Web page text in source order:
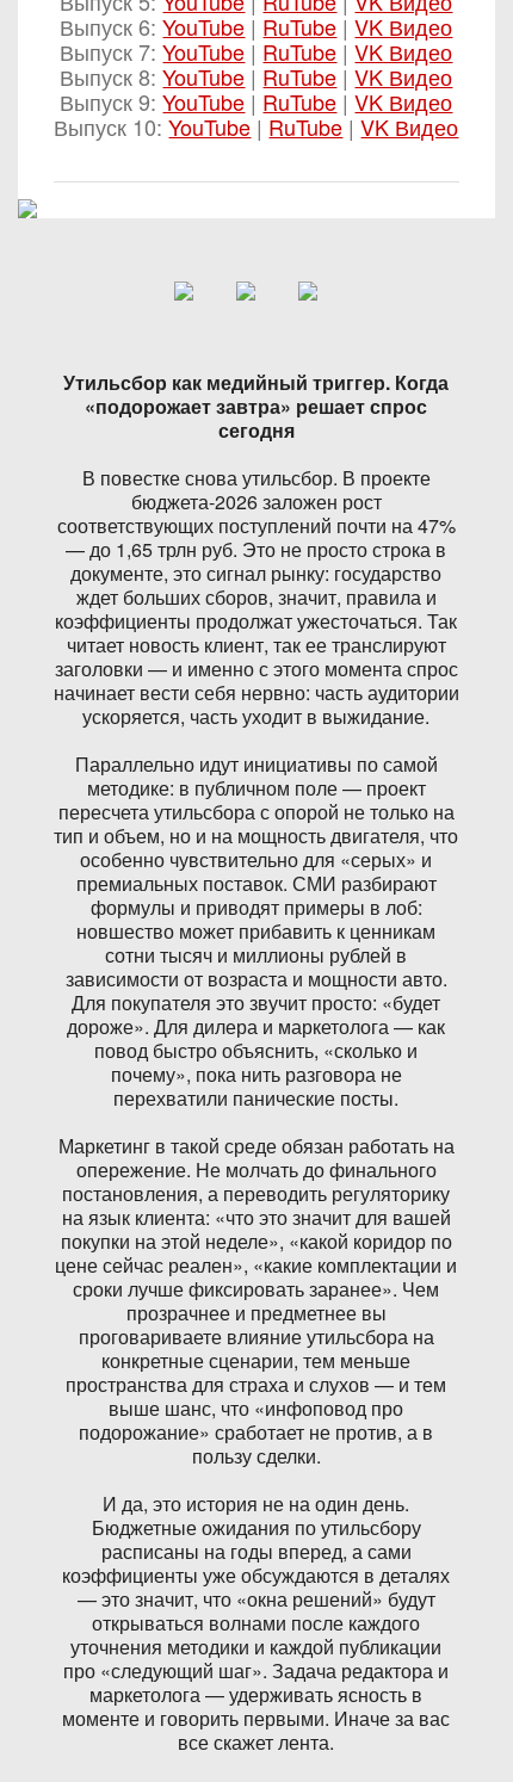
Выпуск 6:YouTube | RuTube |VK Видео
Выпуск 7:YouTube | RuTube |VK Видео
Выпуск 8:YouTube | RuTube |VK Видео
Выпуск 9:YouTube | RuTube |VK Видео
Выпуск 10:YouTube| RuTube|VK Видео
Утильсбор как медийный триггер. Когда
«подорожает завтра» решает спрос
сегодня
В повестке снова утильсбор. В проекте
бюджета-2026 заложен рост
соответствующих поступлений почти на 47%
— до 1,65 трлн руб. Это не просто строка в
документе, это сигнал рынку: государство
ждет больших сборов, значит, правила и
коэффициенты продолжат ужесточаться. Так
читает новость клиент, так ее транслируют
заголовки — и именно с этого момента спрос
начинает вести себя нервно: часть аудитории
ускоряется, часть уходит в выжидание.
Параллельно идут инициативы по самой
методике: в публичном поле — проект
пересчета утильсбора с опорой не только на
тип и объем, но и на мощность двигателя, что
особенно чувствительно для «серых» и
премиальных поставок. СМИ разбирают
формулы и приводят примеры в лоб:
новшество может прибавить к ценникам
сотни тысяч и миллионы рублей в
зависимости от возраста и мощности авто.
Для покупателя это звучит просто: «будет
дороже». Для дилера и маркетолога — как
повод быстро объяснить, «сколько и
почему», пока нить разговора не
перехватили панические посты.
Маркетинг в такой среде обязан работать на
опережение. Не молчать до финального
постановления, а переводить регуляторику
на язык клиента: «что это значит для вашей
покупки на этой неделе», «какой коридор по
цене сейчас реален», «какие комплектации и
сроки лучше фиксировать заранее». Чем
прозрачнее и предметнее вы
проговариваете влияние утильсбора на
конкретные сценарии, тем меньше
пространства для страха и слухов — и тем
выше шанс, что «инфоповод про
подорожание» сработает не против, а в
пользу сделки.
И да, это история не на один день.
Бюджетные ожидания по утильсбору
расписаны на годы вперед, а сами
коэффициенты уже обсуждаются в деталях
— это значит, что «окна решений» будут
открываться волнами после каждого
уточнения методики и каждой публикации
про «следующий шаг». Задача редактора и
маркетолога — удерживать ясность в
моменте и говорить первыми. Иначе за вас
все скажет лента.